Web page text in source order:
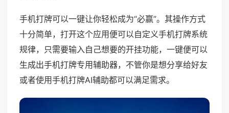
手机打牌可以一键让你轻松成为“必赢”。其操作方式
十分简单，打开这个应用便可以自定义手机打牌系统
规律，只需要输入自己想要的开挂功能，一键便可以
生成出手机打牌专用辅助器，不管你是想分享给好友
或者使用手机打牌AI辅助都可以满足需求。